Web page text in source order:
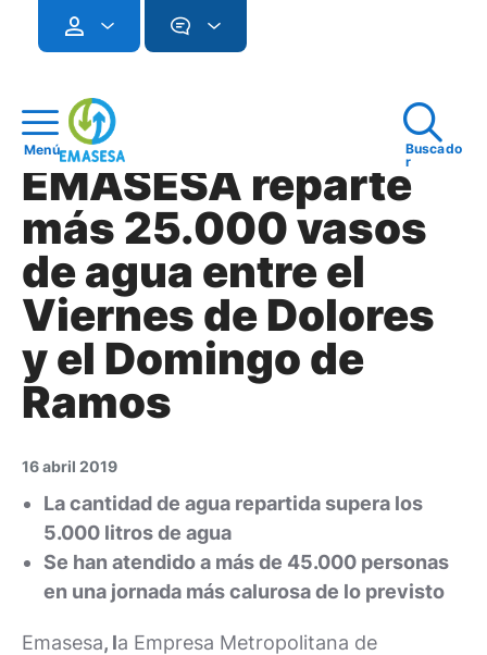
Menú
Buscado
r
EMASESA reparte
más 25.000 vasos
de agua entre el
Viernes de Dolores
y el Domingo de
Ramos
16 abril 2019
La cantidad de agua repartida supera los
5.000 litros de agua
Se han atendido a más de 45.000 personas
en una jornada más calurosa de lo previsto
Emasesa, la Empresa Metropolitana de